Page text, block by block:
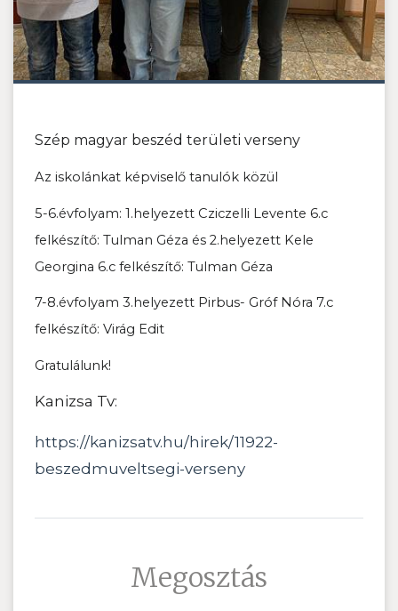
Szép magyar beszéd területi verseny
Az iskolánkat képviselő tanulók közül
5-6.évfolyam: 1.helyezett Cziczelli Levente 6.c
felkészítő: Tulman Géza és 2.helyezett Kele
Georgina 6.c felkészítő: Tulman Géza
7-8.évfolyam 3.helyezett Pirbus- Gróf Nóra 7.c
felkészítő: Virág Edit
Gratulálunk!
Kanizsa Tv:
https://kanizsatv.hu/hirek/11922-
beszedmuveltsegi-verseny
Megosztás